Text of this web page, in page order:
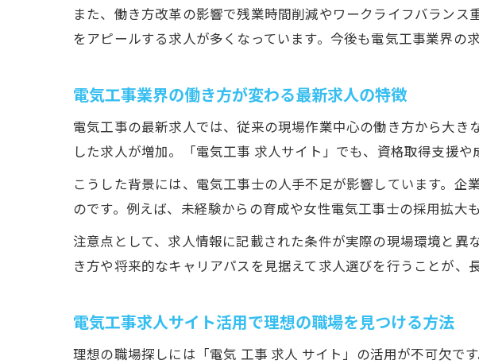
電気工事求
給与水準か
人手不足の電気工
電気工事求
人手不足が
電気工事求
ハローワーク
電気工事求
電気工事士で安
電気工事求人
資格取得で
また、働き方改革の影響で残業時間削減やワークライフバラン
をアピールする求人が多くなっています。今後も電気工事業界の
電気工事業界の働き方が変わる最新求人の特徴
電気工事の最新求人では、従来の現場作業中心の働き方から大
した求人が増加。「電気工事 求人サイト」でも、資格取得支援
こうした背景には、電気工事士の人手不足が影響しています。
のです。例えば、未経験からの育成や女性電気工事士の採用拡大も
注意点として、求人情報に記載された条件が実際の現場環境と
き方や将来的なキャリアパスを見据えて求人選びを行うことが、
電気工事求人サイト活用で理想の職場を見つける方法
理想の職場探しには「電気 工事 求人 サイト」の活用が不可欠で